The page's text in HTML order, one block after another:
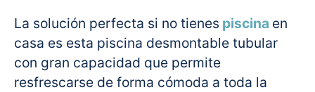
La solución perfecta si no tienes piscina en
casa es esta piscina desmontable tubular
con gran capacidad que permite
resfrescarse de forma cómoda a toda la